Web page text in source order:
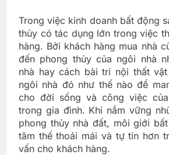
Trong việc kinh doanh bất động
thủy có tác dụng lớn trong việc
hàng. Bởi khách hàng mua nhà
đến phong thủy của ngôi nhà
nhà hay cách bài trí nội thất
ngôi nhà đó như thế nào để
cho đời sống và công việc
trong gia đình. Khi nắm vững
phong thủy nhà đất, môi giới
tâm thế thoải mái và tự tin hơn
vấn cho khách hàng.